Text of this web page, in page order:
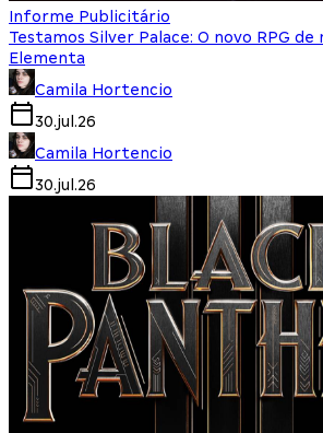
Informe Publicitário
Testamos Silver Palace: O novo RPG
Elementa
Camila Hortencio
30.jul.26
Camila Hortencio
30.jul.26